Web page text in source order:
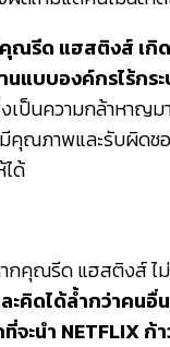
คุณรีด แฮสติงส์ เกิ
นแบบองค์กรไร้กระ
เป็นความกล้าหาญม
คุณภาพและรับผิดช
ด้
กคุณรีด แฮสติงส์ ไม่
ะคิดได้ล้ำกว่าคนอื่
จะนำ NETFLIX ก้